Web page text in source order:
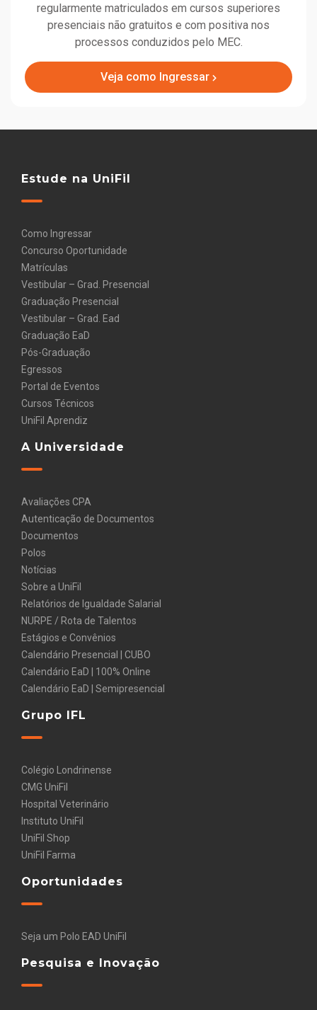
regularmente matriculados em cursos superiores
presenciais não gratuitos e com positiva nos
processos conduzidos pelo MEC.
Veja como Ingressar
Estude na UniFil
Como Ingressar
Concurso Oportunidade
Matrículas
Vestibular – Grad. Presencial
Graduação Presencial
Vestibular – Grad. Ead
Graduação EaD
Pós-Graduação
Egressos
Portal de Eventos
Cursos Técnicos
UniFil Aprendiz
A Universidade
Avaliações CPA
Autenticação de Documentos
Documentos
Polos
Notícias
Sobre a UniFil
Relatórios de Igualdade Salarial
NURPE / Rota de Talentos
Estágios e Convênios
Calendário Presencial | CUBO
Calendário EaD | 100% Online
Calendário EaD | Semipresencial
Grupo IFL
Colégio Londrinense
CMG UniFil
Hospital Veterinário
Instituto UniFil
UniFil Shop
UniFil Farma
Oportunidades
Seja um Polo EAD UniFil
Pesquisa e Inovação